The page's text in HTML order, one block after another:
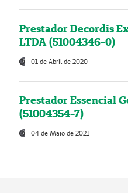
Prestador Decordis
LTDA (51004346-0)
01 de Abril de 2020
Prestador Essencial
(51004354-7)
04 de Maio de 2021